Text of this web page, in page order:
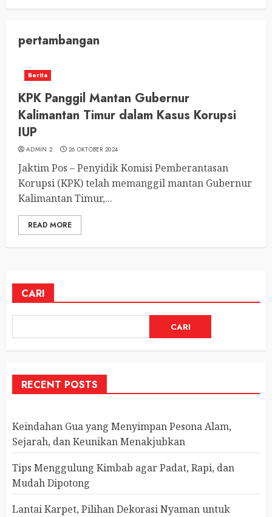
pertambangan
Berita
KPK Panggil Mantan Gubernur
Kalimantan Timur dalam Kasus Korupsi
IUP
ADMIN 2 26 OKTOBER 2024
Jaktim Pos – Penyidik Komisi Pemberantasan
Korupsi (KPK) telah memanggil mantan Gubernur
Kalimantan Timur,...
READ MORE
CARI
CARI
RECENT POSTS
Keindahan Gua yang Menyimpan Pesona Alam,
Sejarah, dan Keunikan Menakjubkan
Tips Menggulung Kimbab agar Padat, Rapi, dan
Mudah Dipotong
Lantai Karpet, Pilihan Dekorasi Nyaman untuk